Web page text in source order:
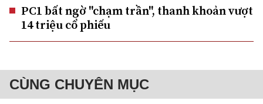
PC1 bất ngờ "chạm trần", thanh khoản vượt
14 triệu cổ phiếu
CÙNG CHUYÊN MỤC